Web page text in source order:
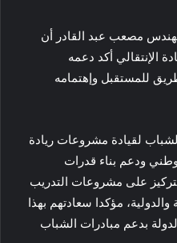
مصعب عبد القادر أن
الإنتقالي أكد دعمه
للمستقبل وإهتمامه
لقيادة مشروعات ريادة
ودعم بناء قدرات
على مشروعات التدريب
مؤكدا سعادتهم بهذا
بدعم مبادرات الشباب